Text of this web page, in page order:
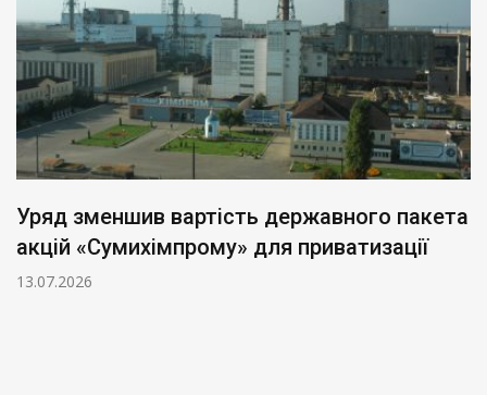
Уряд зменшив вартість державного пакета
акцій «Сумихімпрому» для приватизації
13.07.2026